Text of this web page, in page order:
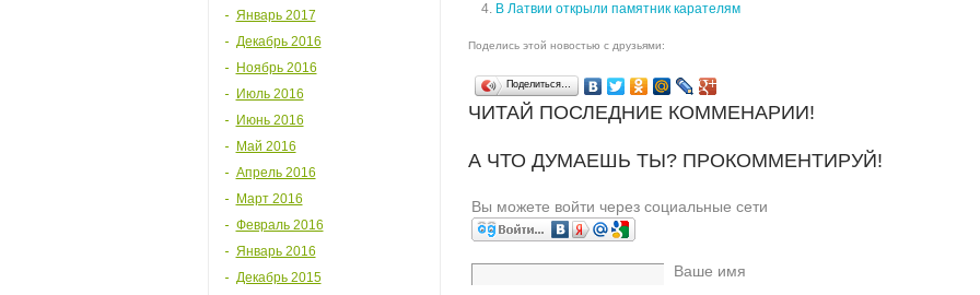
Январь 2017
Декабрь 2016
Ноябрь 2016
Июль 2016
Июнь 2016
Май 2016
Апрель 2016
Март 2016
Февраль 2016
Январь 2016
Декабрь 2015
В Латвии открыли памятник карателям
Поделись этой новостью с друзьями:
Поделиться…
ЧИТАЙ ПОСЛЕДНИЕ КОММЕНАРИИ!
А ЧТО ДУМАЕШЬ ТЫ? ПРОКОММЕНТИРУЙ!
Вы можете войти через социальные сети
Ваше имя